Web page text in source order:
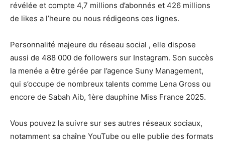
révélée et compte 4,7 millions d’abonnés et 426 millions
de likes a l’heure ou nous rédigeons ces lignes.
Personnalité majeure du réseau social , elle dispose
aussi de 488 000 de followers sur Instagram. Son succès
la menée a être gérée par l’agence Suny Management,
qui s’occupe de nombreux talents comme Lena Gross ou
encore de Sabah Aib, 1ère dauphine Miss France 2025.
Vous pouvez la suivre sur ses autres réseaux sociaux,
notamment sa chaîne YouTube ou elle publie des formats